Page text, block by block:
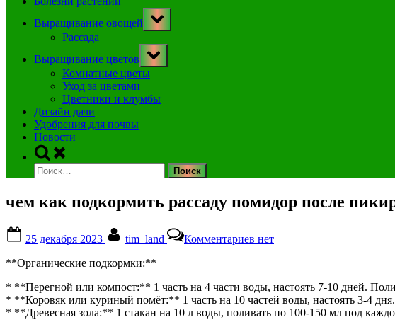
Выращивание овощей
Toggle
sub-
Рассада
Выращивание цветов
Toggle
sub-
menu
Комнатные цветы
Уход за цветами
Цветники и клумбы
Дизайн дачи
Удобрения для почвы
Новости
Toggle
search
form
Найти:
чем как подкормить рассаду помидор после
on
25 декабря 2023 tim_land Комментариевзаписи
рассаду
помидор
после
нет
**Органические подкормки:**
* **Перегной или компост:** 1 часть на 4 части воды, настоять 7-10 дней.
* **Коровяк или куриный помёт:** 1 часть на 10 частей воды, настоять 3-4
* **Древесная зола:** 1 стакан на 10 л воды, поливать по 100-150 мл под